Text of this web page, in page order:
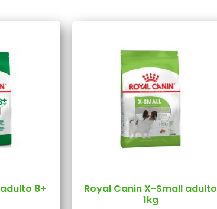
8+
Royal Canin X-Small adulto
1kg